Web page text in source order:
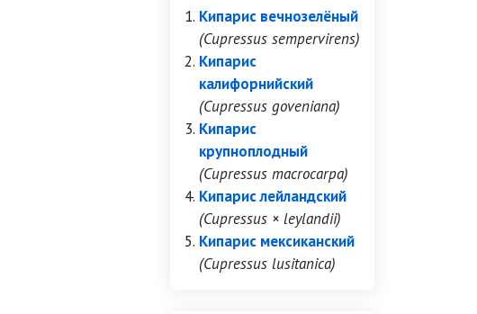
Кипарис вечнозелёный
(Cupressus sempervirens)
Кипарис
калифорнийский
(Cupressus goveniana)
Кипарис
крупноплодный
(Cupressus macrocarpa)
Кипарис лейландский
(Cupressus × leylandii)
Кипарис мексиканский
(Cupressus lusitanica)